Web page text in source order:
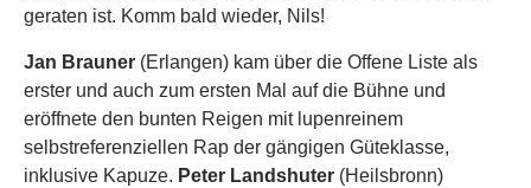
geraten ist. Komm bald wieder, Nils!
Jan Brauner (Erlangen) kam über die Offene Liste als
erster und auch zum ersten Mal auf die Bühne und
eröffnete den bunten Reigen mit lupenreinem
selbstreferenziellen Rap der gängigen Güteklasse,
inklusive Kapuze. Peter Landshuter (Heilsbronn)